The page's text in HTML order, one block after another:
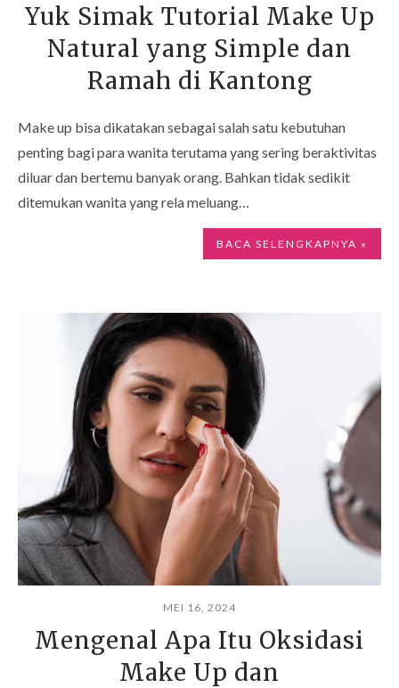
Yuk Simak Tutorial Make Up
Natural yang Simple dan
Ramah di Kantong
Make up bisa dikatakan sebagai salah satu kebutuhan
penting bagi para wanita terutama yang sering beraktivitas
diluar dan bertemu banyak orang. Bahkan tidak sedikit
ditemukan wanita yang rela meluang…
BACA SELENGKAPNYA »
MEI 16, 2024
Mengenal Apa Itu Oksidasi
Make Up dan